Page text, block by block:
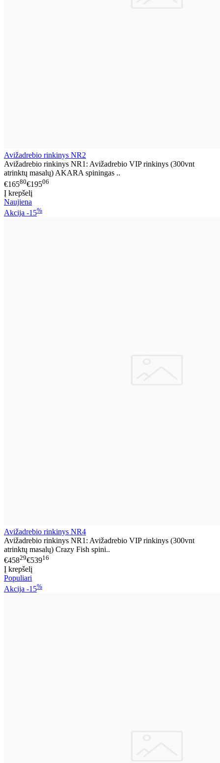
Avižadrebio rinkinys NR2
Avižadrebio rinkinys NR1: Avižadrebio VIP rinkinys (300vnt
atrinktų masalų) AKARA spiningas ..
€16580€19506
Į krepšelį
Naujiena
Akcija -15%
Avižadrebio rinkinys NR4
Avižadrebio rinkinys NR1: Avižadrebio VIP rinkinys (300vnt
atrinktų masalų) Crazy Fish spini..
€45829€53916
Į krepšelį
Populiari
Akcija -15%